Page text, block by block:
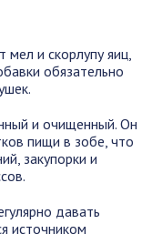
и скорлупу яиц,
обязательно
и очищенный. Он
пищи в зобе, что
закупорки и
давать
источником